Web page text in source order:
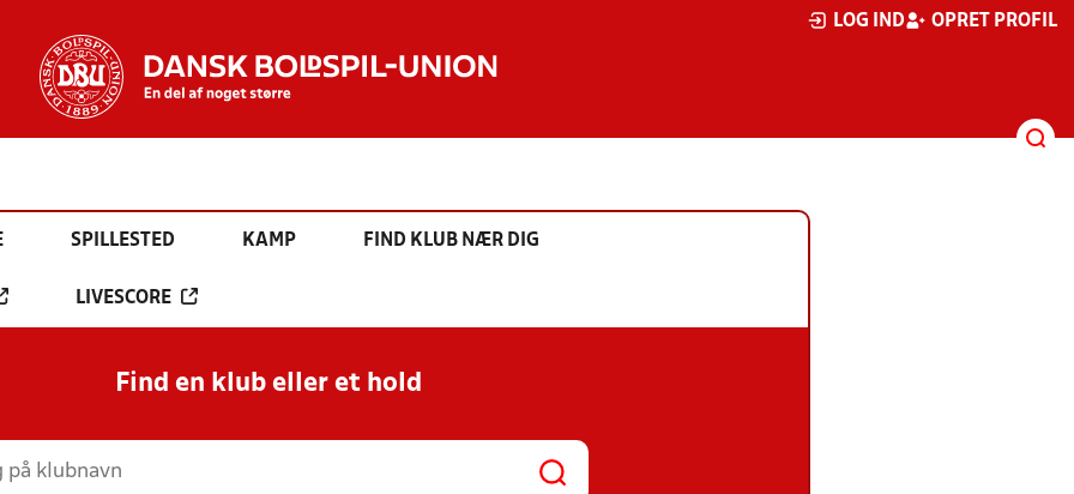
LOG IND OPRET PROFIL
SPILLESTED KAMP FIND KLUB NÆR DIG
LIVESCORE
Find en klub eller et hold